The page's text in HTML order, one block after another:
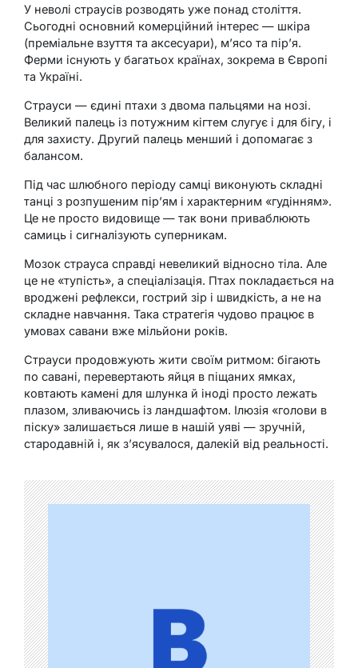
У неволі страусів розводять уже понад століття.
Сьогодні основний комерційний інтерес — шкіра
(преміальне взуття та аксесуари), м’ясо та пір’я.
Ферми існують у багатьох країнах, зокрема в Європі
та Україні.
Страуси — єдині птахи з двома пальцями на нозі.
Великий палець із потужним кігтем слугує і для бігу, і
для захисту. Другий палець менший і допомагає з
балансом.
Під час шлюбного періоду самці виконують складні
танці з розпушеним пір’ям і характерним «гудінням».
Це не просто видовище — так вони приваблюють
самиць і сигналізують суперникам.
Мозок страуса справді невеликий відносно тіла. Але
це не «тупість», а спеціалізація. Птах покладається на
вроджені рефлекси, гострий зір і швидкість, а не на
складне навчання. Така стратегія чудово працює в
умовах савани вже мільйони років.
Страуси продовжують жити своїм ритмом: бігають
по савані, перевертають яйця в піщаних ямках,
ковтають камені для шлунка й іноді просто лежать
плазом, зливаючись із ландшафтом. Ілюзія «голови в
піску» залишається лише в нашій уяві — зручній,
стародавній і, як з’ясувалося, далекій від реальності.